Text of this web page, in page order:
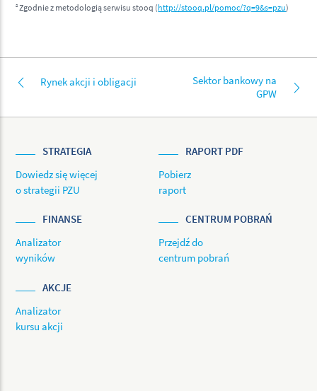
2Zgodnie z metodologią serwisu stooq (http://stooq.pl/pomoc/?q=9&s=pzu)
Rynek akcji i obligacji
Sektor bankowy na
GPW
STRATEGIA
Dowiedz się więcej
o strategii PZU
RAPORT PDF
Pobierz
raport
FINANSE
Analizator
wyników
CENTRUM POBRAŃ
Przejdź do
centrum pobrań
AKCJE
Analizator
kursu akcji